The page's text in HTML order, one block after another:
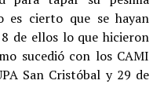
es cierto que se hayan
de ellos lo que hicieron
sucedió con los CAMI
San Cristóbal y 29 de